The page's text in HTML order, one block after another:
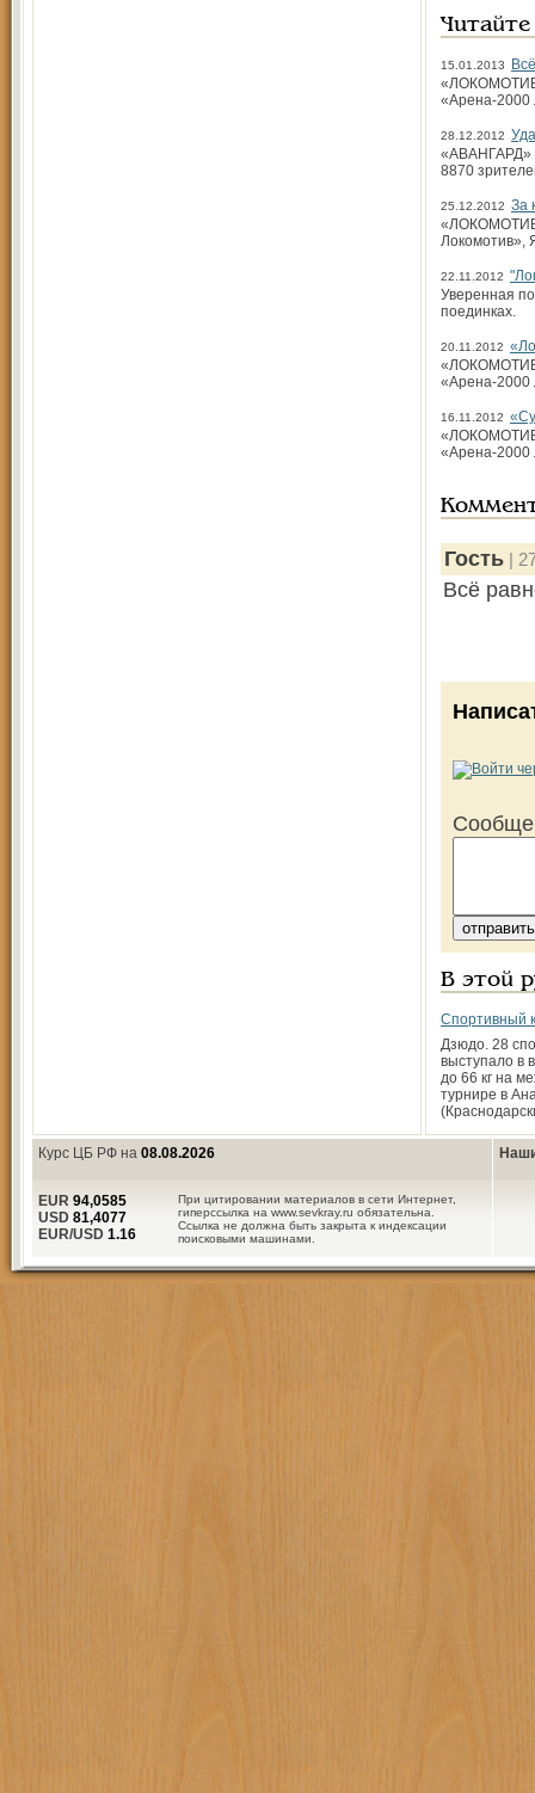
15.01.2013
«Арена-2000
28.12.2012
«АВАНГАРД»
8870
25.12.2012 За
Локомотив»,
22.11.2012
Уверенная
поединках.
20.11.2012
«Арена-2000
16.11.2012
«Арена-2000
Гость |
Всё
В этой
Спортивный
Дзюдо. 28
выступало в
до 66 кг на
турнире в
Курс ЦБ РФ на 08.08.2026
При цитировании материалов в сети Интернет,
гиперссылка на www.sevkray.ru обязательна.
Ссылка не должна быть закрыта к индексации
поисковыми машинами.
EUR 94,0585
USD 81,4077
EUR/USD 1.16